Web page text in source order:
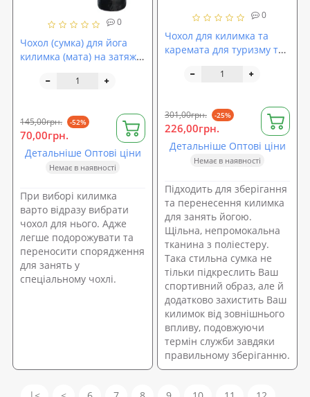
0
Чохол (сумка) для йога
килимка (мата) на затяжці
145,00грн. -52%
70,00грн.
Детальніше Оптові ціни
Немає в наявності
При виборі килимка
варто відразу вибрати
чохол для нього. Адже
легше подорожувати та
переносити спорядження
для занять у
спеціальному чохлі.
0
Чохол для килимка та
каремата для туризму та
Yoga bag (FI-6876)
301,00грн. -25%
226,00грн.
Детальніше Оптові ціни
Немає в наявності
Підходить для зберігання
та перенесення килимка
для занять йогою.
Щільна, непромокальна
тканина з поліестеру.
Така стильна сумка не
тільки підкреслить Ваш
спортивний образ, але й
додатково захистить Ваш
килимок від зовнішнього
впливу, подовжуючи
термін служби завдяки
правильному зберіганню.